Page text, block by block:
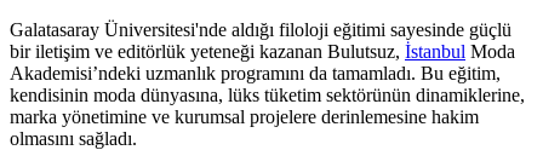
Galatasaray Üniversitesi'nde aldığı filoloji eğitimi sayesinde güçlü
bir iletişim ve editörlük yeteneği kazanan Bulutsuz, İstanbul Moda
Akademisi’ndeki uzmanlık programını da tamamladı. Bu eğitim,
kendisinin moda dünyasına, lüks tüketim sektörünün dinamiklerine,
marka yönetimine ve kurumsal projelere derinlemesine hakim
olmasını sağladı.